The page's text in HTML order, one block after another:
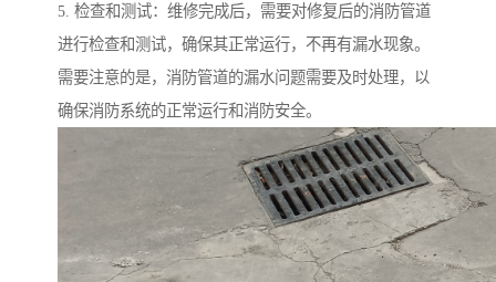
5. 检查和测试：维修完成后，需要对修复后的消防管道
进行检查和测试，确保其正常运行，不再有漏水现象。
需要注意的是，消防管道的漏水问题需要及时处理，以
确保消防系统的正常运行和消防安全。